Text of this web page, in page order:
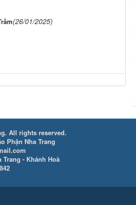
(26/01/2025)
All rights reserved.
Phận Nha Trang
Trang - Khánh Hoà